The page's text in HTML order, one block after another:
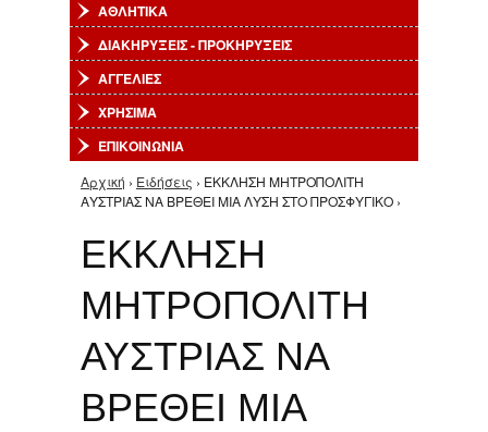
ΑΘΛΗΤΙΚΑ
ΔΙΑΚΗΡΥΞΕΙΣ - ΠΡΟΚΗΡΥΞΕΙΣ
ΑΓΓΕΛΙΕΣ
ΧΡΗΣΙΜΑ
ΕΠΙΚΟΙΝΩΝΙΑ
Είστε εδώ
Αρχική › Ειδήσεις › ΕΚΚΛΗΣΗ ΜΗΤΡΟΠΟΛΙΤΗ
ΑΥΣΤΡΙΑΣ ΝΑ ΒΡΕΘΕΙ ΜΙΑ ΛΥΣΗ ΣΤΟ ΠΡΟΣΦΥΓΙΚΟ ›
ΕΚΚΛΗΣΗ
ΜΗΤΡΟΠΟΛΙΤΗ
ΑΥΣΤΡΙΑΣ ΝΑ
ΒΡΕΘΕΙ ΜΙΑ